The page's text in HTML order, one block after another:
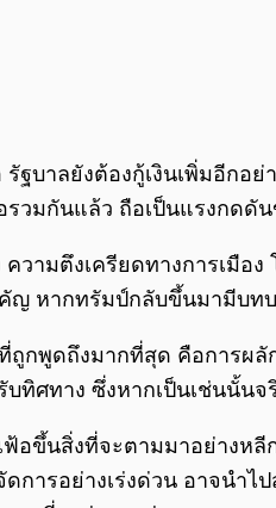
ฐบาลยังต้องกู้เงินเพิ่มอีกอ
รวมกันแล้ว ถือเป็นแรงกดดั
ความตึงเครียดทางการเมื
ญ หากทรัมป์กลับขึ้นมามีบท
ถูกพูดถึงมากที่สุด คือการผลั
บทิศทาง ซึ่งหากเป็นเช่นนั้น
ฟ้อขึ้นสิ่งที่จะตามมาอย่างห
การอย่างเร่งด่วน อาจนำไ